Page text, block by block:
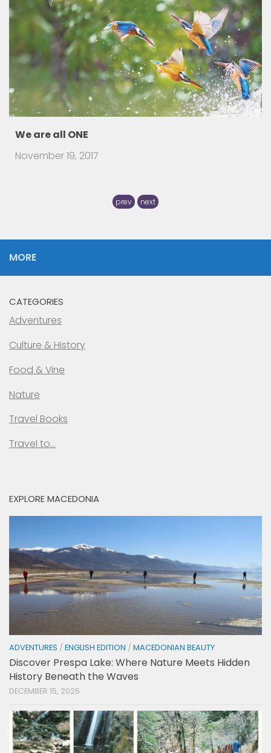
How to detect Balkan people in your
Neighbourh
July 31, 2016
There are travelers that visit a foreign country and
prev next
MORE
CATEGORIES
Adventures
Culture & History
Food & Vine
Nature
Travel Books
Travel to…
EXPLORE MACEDONIA
ADVENTURES / ENGLISH EDITION / MACEDONIAN BEAUTY
Discover Prespa Lake: Where Nature Meets Hidden
History Beneath the Waves
DECEMBER 15, 2025